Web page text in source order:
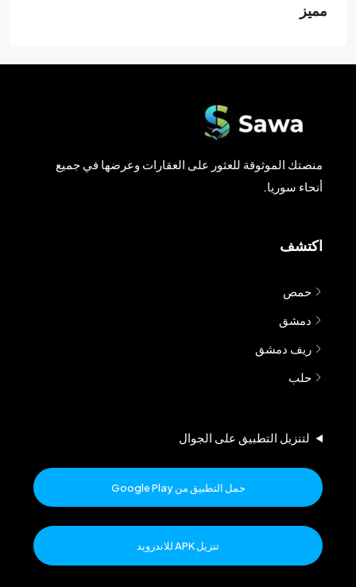
مميز
منصتك الموثوقة للعثور على العقارات وعرضها في جميع
أنحاء سوريا.
اكتشف
حمص
دمشق
ريف دمشق
حلب
لتنزيل التطبيق على الجوال
حمل التطبيق من Google Play
تنزيل APK للاندرويد